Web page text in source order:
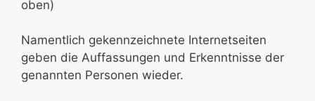
oben)
Namentlich gekennzeichnete Internetseiten
geben die Auffassungen und Erkenntnisse der
genannten Personen wieder.